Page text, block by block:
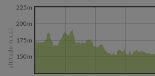
altitude m a.s.l. 150m
175m
200m
225m